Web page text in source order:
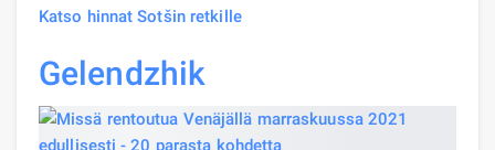
Katso hinnat Sotšin retkille
Gelendzhik